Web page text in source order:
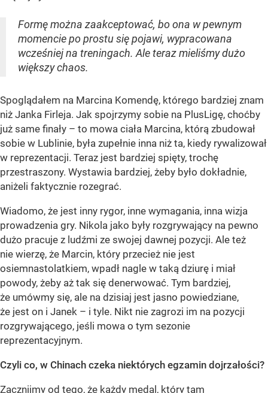
Formę można zaakceptować, bo ona w pewnym
momencie po prostu się pojawi, wypracowana
wcześniej na treningach. Ale teraz mieliśmy dużo
większy chaos.
Spoglądałem na Marcina Komendę, którego bardziej znam
niż Janka Firleja. Jak spojrzymy sobie na PlusLigę, choćby
już same finały – to mowa ciała Marcina, którą zbudował
sobie w Lublinie, była zupełnie inna niż ta, kiedy rywalizował
w reprezentacji. Teraz jest bardziej spięty, trochę
przestraszony. Wystawia bardziej, żeby było dokładnie,
aniżeli faktycznie rozegrać.
Wiadomo, że jest inny rygor, inne wymagania, inna wizja
prowadzenia gry. Nikola jako były rozgrywający na pewno
dużo pracuje z ludźmi ze swojej dawnej pozycji. Ale też
nie wierzę, że Marcin, który przecież nie jest
osiemnastolatkiem, wpadł nagle w taką dziurę i miał
powody, żeby aż tak się denerwować. Tym bardziej,
że umówmy się, ale na dzisiaj jest jasno powiedziane,
że jest on i Janek – i tyle. Nikt nie zagrozi im na pozycji
rozgrywającego, jeśli mowa o tym sezonie
reprezentacyjnym.
Czyli co, w Chinach czeka niektórych egzamin dojrzałości?
Zacznijmy od tego, że każdy medal, który tam